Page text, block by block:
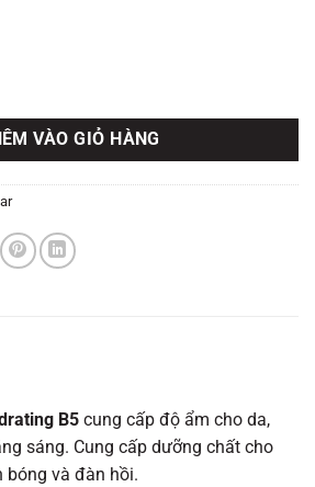
B5 số lượng
VÀO GIỎ HÀNG
B5 cung cấp độ ẩm cho da,
sáng. Cung cấp dưỡng chất cho
bóng và đàn hồi.